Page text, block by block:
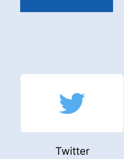
Twitter